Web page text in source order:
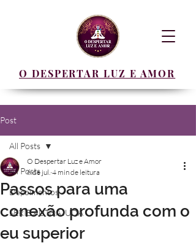
O DESPERTAR LUZ E AMOR
Post
All Posts
Depoimentos
SERIE AUTOAJUDA
All Posts
Passos para uma
conexão profunda com o
eu superior
O Despertar Luz e Amor
6 de jul. 4 min de leitura